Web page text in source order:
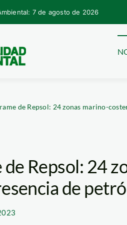
7 de agosto de 2026
de Repsol: 24 zonas marino-
Repsol: 24
de